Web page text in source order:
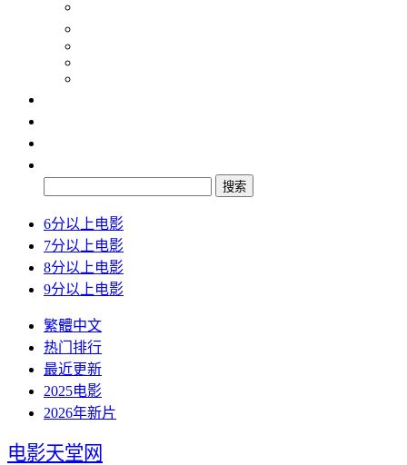
6分以上电影
7分以上电影
8分以上电影
9分以上电影
繁體中文
热门排行
最近更新
2025电影
2026年新片
电影天堂网